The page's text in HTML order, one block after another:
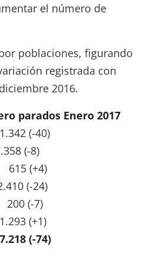
el número de
poblaciones, figurando
registrada con
2016.
parados Enero 2017
(-40)
(-8)
(+4)
(-24)
(-7)
(+1)
(-74)